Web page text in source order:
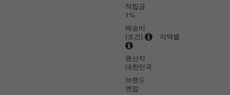
적립금
1%
배송비
(조건)
지역별
원산지
대한민국
브랜드
엔업